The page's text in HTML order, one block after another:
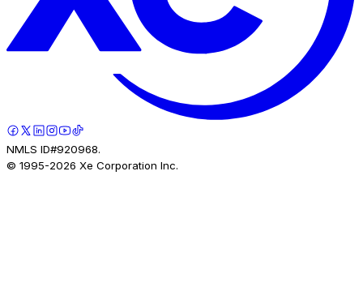
NMLS ID#920968.
© 1995-2026 Xe Corporation Inc.